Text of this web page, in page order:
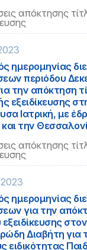
απόκτησης
ημερομηνίας
περιόδου
την απόκτηση
εξειδίκευσης
Ιατρική, με
την
απόκτησης
ημερομηνίας
για την
εξειδίκευσης στoν
Διαβήτη για
ειδικότητας